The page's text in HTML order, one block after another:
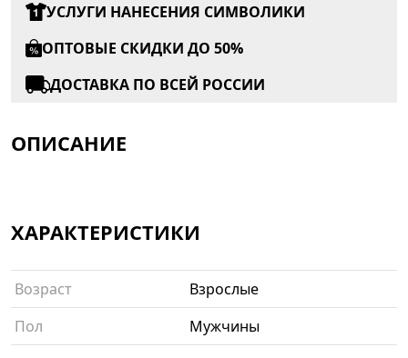
УСЛУГИ НАНЕСЕНИЯ СИМВОЛИКИ
ОПТОВЫЕ СКИДКИ ДО 50%
ДОСТАВКА ПО ВСЕЙ РОССИИ
ОПИСАНИЕ
ХАРАКТЕРИСТИКИ
Возраст
Взрослые
Пол
Мужчины